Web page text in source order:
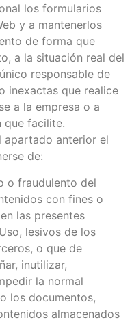
los formularios
y a mantenerlos
de forma que
a la situación real del
responsable de
inexactas que realice
a la empresa o a
que facilite.
apartado anterior el
de:
o fraudulento del
con fines o
las presentes
lesivos de los
o que de
inutilizar,
la normal
los documentos,
almacenados